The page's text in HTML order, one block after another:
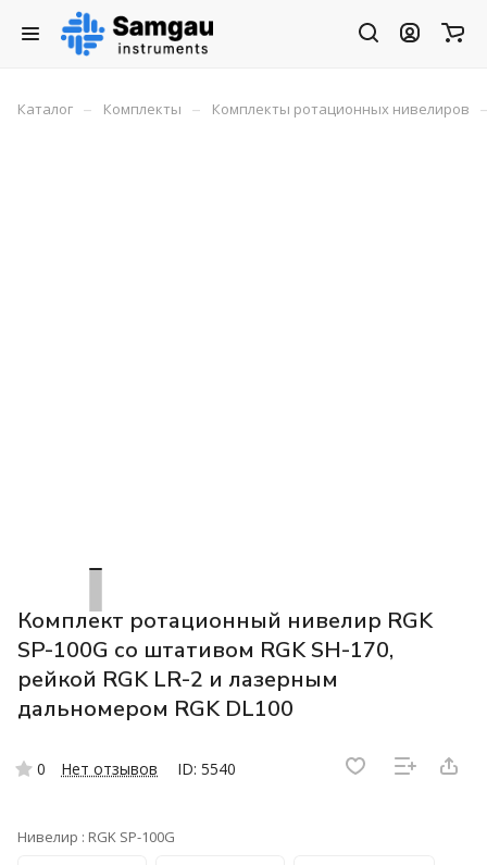
Каталог – Комплекты – Комплекты ротационных нивелиров
Комплект ротационный нивелир RGK
SP-100G со штативом RGK SH-170,
рейкой RGK LR-2 и лазерным
дальномером RGK DL100
0 Нет отзывов ID: 5540
Нивелир : RGK SP-100G